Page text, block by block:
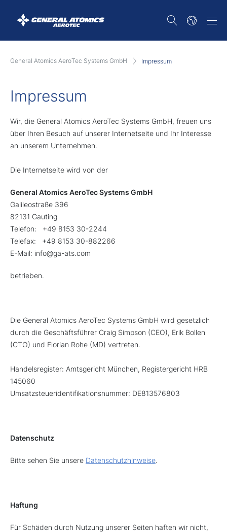
General Atomics AeroTec Systems GmbH Impressum
Impressum
Wir, die General Atomics AeroTec Systems GmbH, freuen uns
über Ihren Besuch auf unserer Internetseite und Ihr Interesse
an unserem Unternehmen.
Die Internetseite wird von der
General Atomics AeroTec Systems GmbH
Galileostraße 396
82131 Gauting
Telefon: +49 8153 30-2244
Telefax: +49 8153 30-882266
E-Mail: info@ga-ats.com
betrieben.
Die General Atomics AeroTec Systems GmbH wird gesetzlich
durch die Geschäftsführer Craig Simpson (CEO), Erik Bollen
(CTO) und Florian Rohe (MD) vertreten.
Handelsregister: Amtsgericht München, Registergericht HRB
145060
Umsatzsteueridentifikationsnummer: DE813576803
Datenschutz
Bitte sehen Sie unsere Datenschutzhinweise.
Haftung
Für Schäden durch Nutzung unserer Seiten haften wir nicht,